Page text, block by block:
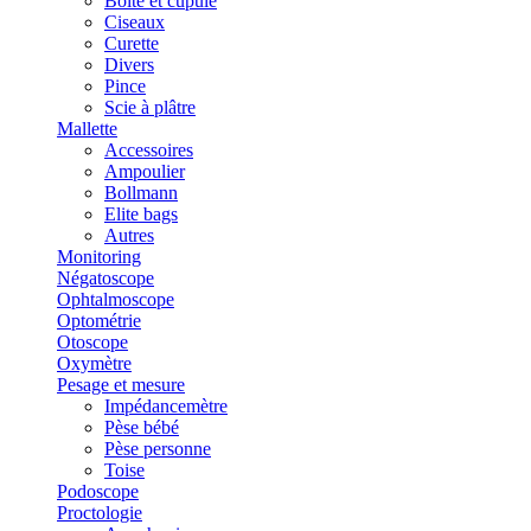
Ciseaux
Curette
Divers
Pince
Scie à plâtre
Mallette
Accessoires
Ampoulier
Bollmann
Elite bags
Autres
Monitoring
Négatoscope
Ophtalmoscope
Optométrie
Otoscope
Oxymètre
Pesage et mesure
Impédancemètre
Pèse bébé
Pèse personne
Toise
Podoscope
Proctologie